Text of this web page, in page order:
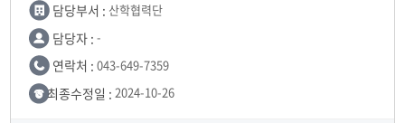
담당부서 : 산학협력단
담당자 : -
연락처 : 043-649-7359
최종수정일 : 2024-10-26